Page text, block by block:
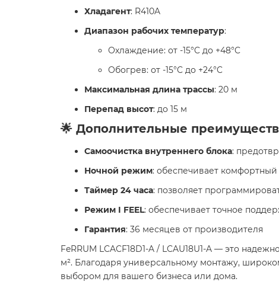
Хладагент: R410A
Диапазон рабочих температур:
Охлаждение: от -15°C до +48°C
Обогрев: от -15°C до +24°C
Максимальная длина трассы: 20 м
Перепад высот: до 15 м
🌟 Дополнительные
Самоочистка внутреннего блока:
Ночной режим: обеспечивает комфортный
Таймер 24 часа: позволяет
Режим I FEEL: обеспечивает точное
Гарантия: 36 месяцев от производителя
FeRRUM LCACF18D1-A / LCAU18U1-A — это
м². Благодаря универсальному монтажу,
выбором для вашего бизнеса или дома.